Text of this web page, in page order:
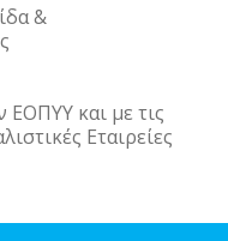
&
και με τις
Εταιρείες